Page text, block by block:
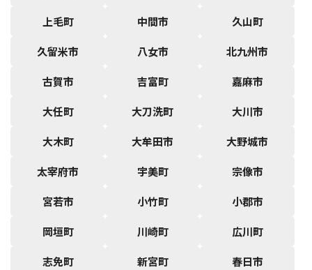
上毛町 中間市 久山町
久留米市 八女市 北九州市
古賀市 吉富町 嘉麻市
大任町 大刀洗町 大川市
大木町 大牟田市 大野城市
太宰府市 宇美町 宗像市
宮若市 小竹町 小郡市
岡垣町 川崎町 広川町
志免町 新宮町 春日市